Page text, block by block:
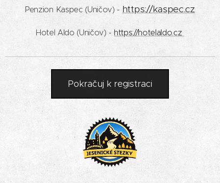
Penzion Kaspec (Uničov) - https://kaspec.cz
Hotel Aldo (Uničov) - https://hotelaldo.cz
Pokračuj k registraci